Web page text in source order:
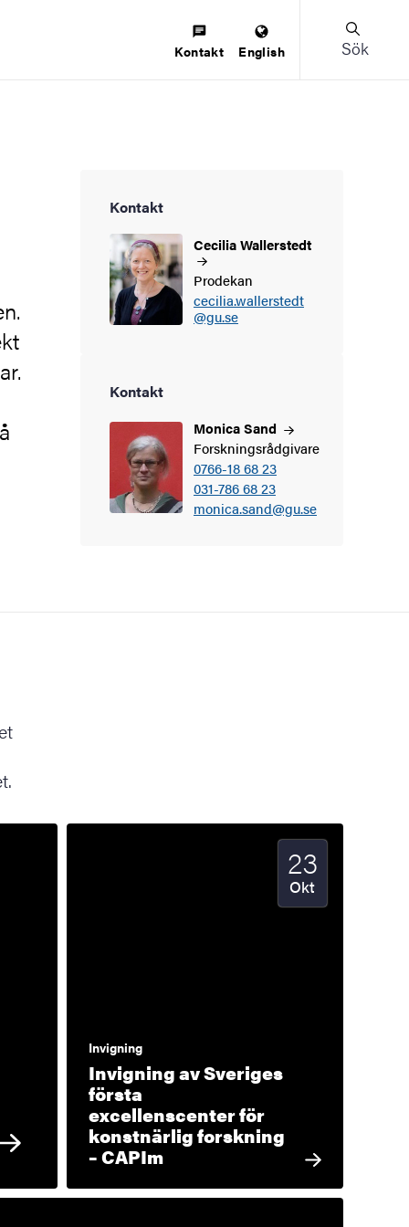
Kontakt English Sök
Kontakt
CeciliaWallerstedt
Prodekan
cecilia.wallerstedt
@gu.se
Kontakt
MonicaSand
Forskningsrådgivare
0766-18 68 23
031-786 68 23
monica.sand@gu.se
Invigning
Invigning av Sveriges
första
excellenscenter för
konstnärlig forskning
– CAPIm
Startdatum
23
Okt
2024